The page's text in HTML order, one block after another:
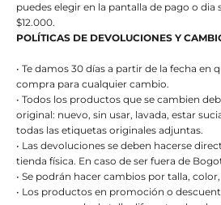
puedes elegir en la pantalla de pago o dia
$12.000.
POLÍTICAS DE DEVOLUCIONES Y
• Te damos 30 días a partir de la fecha en
compra para cualquier cambio.
• Todos los productos que se cambien
original: nuevo, sin usar, lavada, estar
todas las etiquetas originales adjuntas.
• Las devoluciones se deben hacerse
tienda física. En caso de ser fuera de
• Se podrán hacer cambios por talla,
• Los productos en promoción o